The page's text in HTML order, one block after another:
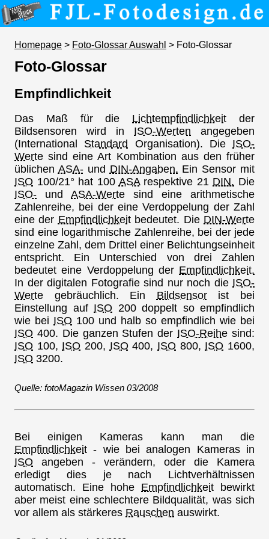
Homepage > Foto-Glossar Auswahl > Foto-Glossar
Foto-Glossar
Empfindlichkeit
Das Maß für die Lichtempfindlichkeit der
Bildsensoren wird in ISO-Werten angegeben
(International Standard Organisation). Die ISO-
Werte sind eine Art Kombination aus den früher
üblichen ASA-und DIN-Angaben. Ein Sensor mit
ISO 100/21° hat 100 ASArespektive 21 DIN. Die
ISO- und ASA-Werte sind eine arithmetische
Zahlenreihe, bei der eine Verdoppelung der Zahl
eine der Empfindlichkeitbedeutet. Die DIN-Werte
sind eine logarithmische Zahlenreihe, bei der jede
einzelne Zahl, dem Drittel einer Belichtungseinheit
entspricht. Ein Unterschied von drei Zahlen
bedeutet eine Verdoppelung der Empfindlichkeit.
In der digitalen Fotografie sind nur noch die ISO-
Werte gebräuchlich. Ein Bildsensorist bei
Einstellung auf ISO 200 doppelt so empfindlich
wie bei ISO 100 und halb so empfindlich wie bei
ISO 400. Die ganzen Stufen der ISO-Reihe sind:
ISO 100, ISO 200, ISO 400, ISO 800, ISO 1600,
ISO 3200.
Quelle: fotoMagazin Wissen 03/2008
Bei einigen Kameras kann man die
Empfindlichkeit - wie bei analogen Kameras in
ISO angeben - verändern, oder die Kamera
erledigt dies je nach Lichtverhältnissen
automatisch. Eine hohe Empfindlichkeit bewirkt
aber meist eine schlechtere Bildqualität, was sich
vor allem als stärkeres Rauschen auswirkt.